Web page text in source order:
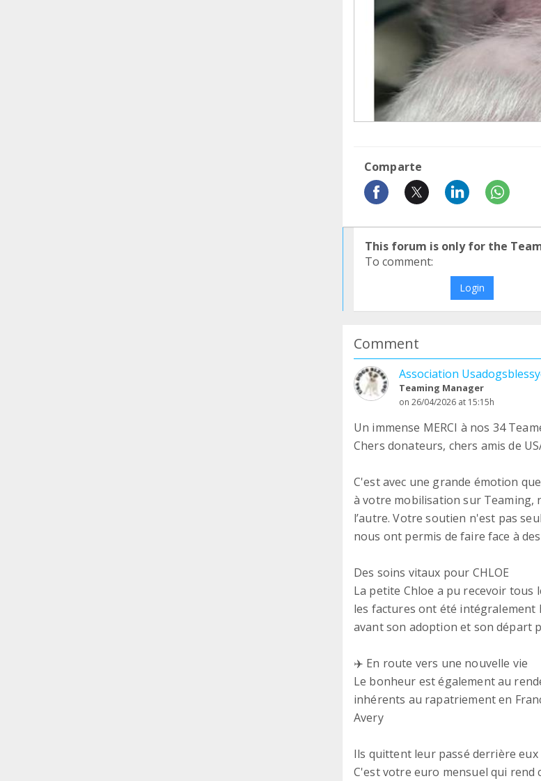
Comparte
This forum is only for the
To comment:
Login
Comment
Association
Teaming Manager
on 26/04/2026 at 15:15h
Un immense MERCI à nos 34
Chers donateurs, chers amis de
C'est avec une grande émotion
à votre mobilisation sur Teaming,
l’autre. Votre soutien n'est pas
nous ont permis de faire face à
Des soins vitaux pour CHLOE
La petite Chloe a pu recevoir tous
les factures ont été
avant son adoption et son départ
✈️ En route vers une nouvelle vie
Le bonheur est également au
inhérents au rapatriement en
Avery
Ils quittent leur passé derrière
C'est votre euro mensuel qui